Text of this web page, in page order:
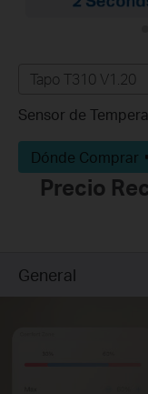
Tapo T310 V1.20
Sensor de
Dónde Comprar
Precio
General